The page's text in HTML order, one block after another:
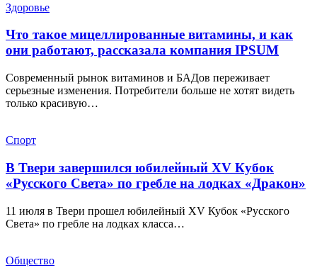
Здоровье
Что такое мицеллированные витамины, и как
они работают, рассказала компания IPSUM
Современный рынок витаминов и БАДов переживает
серьезные изменения. Потребители больше не хотят видеть
только красивую…
Спорт
В Твери завершился юбилейный XV Кубок
«Русского Света» по гребле на лодках «Дракон»
11 июля в Твери прошел юбилейный XV Кубок «Русского
Света» по гребле на лодках класса…
Общество